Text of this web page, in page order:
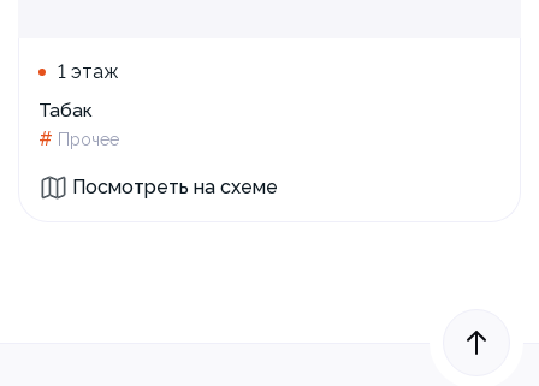
1 этаж
Табак
# Прочее
Посмотреть на схеме